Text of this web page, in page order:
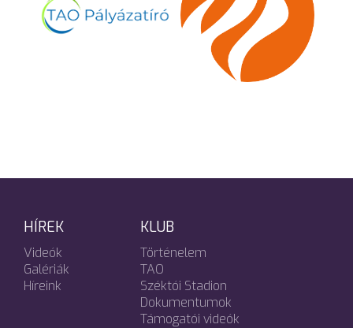
HÍREK
Videók
Galériák
Híreink
KLUB
Történelem
TAO
Széktói Stadion
Dokumentumok
Támogatói videók